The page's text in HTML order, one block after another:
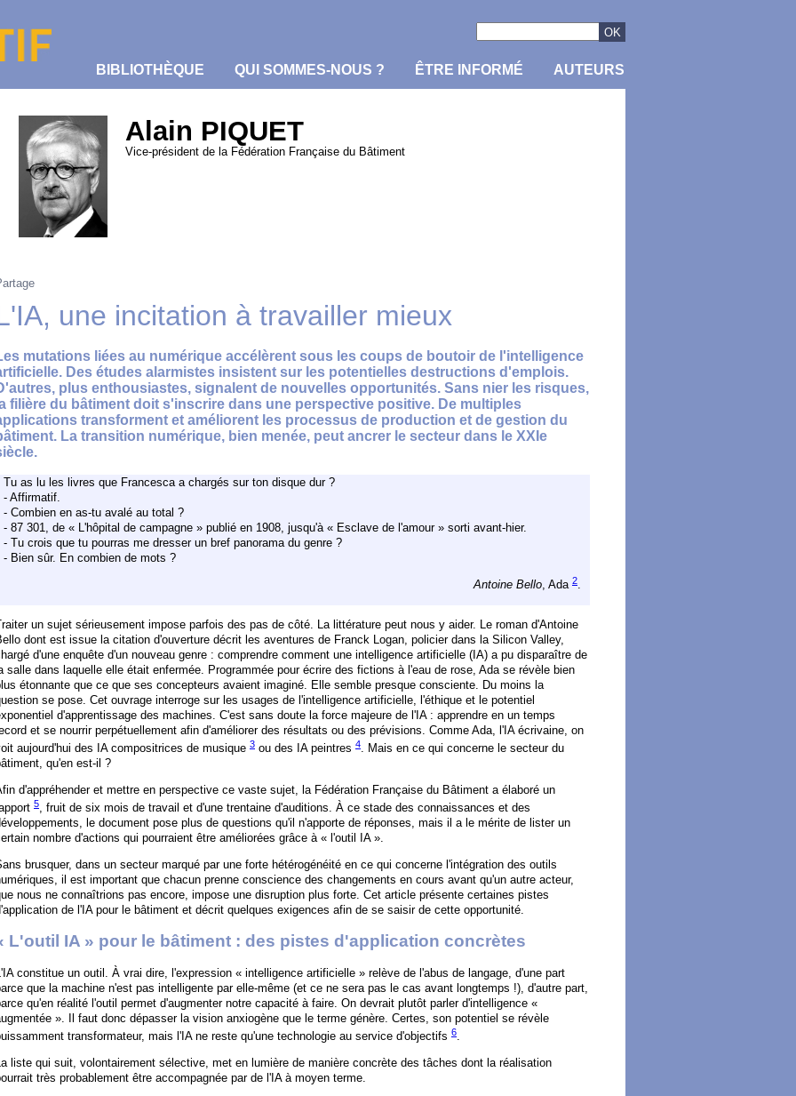
BIBLIOTHÈQUE QUI SOMMES-NOUS ? ÊTRE INFORMÉ AUTEURS
Alain PIQUET
Vice-président de la Fédération Française du Bâtiment
une incitation à travailler mieux
mutations liées au numérique accélèrent sous les coups de boutoir de l'intelligence
Des études alarmistes insistent sur les potentielles destructions d'emplois.
plus enthousiastes, signalent de nouvelles opportunités. Sans nier les risques,
filière du bâtiment doit s'inscrire dans une perspective positive. De multiples
transforment et améliorent les processus de production et de gestion du
La transition numérique, bien menée, peut ancrer le secteur dans le XXIe
Tu as lu les livres que Francesca a chargés sur ton disque dur ?
- Affirmatif.
- Combien en as-tu avalé au total ?
- 87 301, de « L'hôpital de campagne » publié en 1908, jusqu'à « Esclave de l'amour » sorti avant-hier.
- Tu crois que tu pourras me dresser un bref panorama du genre ?
- Bien sûr. En combien de mots ?
Antoine Bello, Ada 2.
un sujet sérieusement impose parfois des pas de côté. La littérature peut nous y aider. Le roman d'Antoine
dont est issue la citation d'ouverture décrit les aventures de Franck Logan, policier dans la Silicon Valley,
d'une enquête d'un nouveau genre : comprendre comment une intelligence artificielle (IA) a pu disparaître de
salle dans laquelle elle était enfermée. Programmée pour écrire des fictions à l'eau de rose, Ada se révèle bien
étonnante que ce que ses concepteurs avaient imaginé. Elle semble presque consciente. Du moins la
se pose. Cet ouvrage interroge sur les usages de l'intelligence artificielle, l'éthique et le potentiel
d'apprentissage des machines. C'est sans doute la force majeure de l'IA : apprendre en un temps
et se nourrir perpétuellement afin d'améliorer des résultats ou des prévisions. Comme Ada, l'IA écrivaine, on
aujourd'hui des IA compositrices de musique 3 ou des IA peintres 4. Mais en ce qui concerne le secteur du
qu'en est-il ?
d'appréhender et mettre en perspective ce vaste sujet, la Fédération Française du Bâtiment a élaboré un
5, fruit de six mois de travail et d'une trentaine d'auditions. À ce stade des connaissances et des
le document pose plus de questions qu'il n'apporte de réponses, mais il a le mérite de lister un
nombre d'actions qui pourraient être améliorées grâce à « l'outil IA ».
brusquer, dans un secteur marqué par une forte hétérogénéité en ce qui concerne l'intégration des outils
il est important que chacun prenne conscience des changements en cours avant qu'un autre acteur,
nous ne connaîtrions pas encore, impose une disruption plus forte. Cet article présente certaines pistes
de l'IA pour le bâtiment et décrit quelques exigences afin de se saisir de cette opportunité.
L'outil IA » pour le bâtiment : des pistes d'application concrètes
L'IA constitue un outil. À vrai dire, l'expression « intelligence artificielle » relève de l'abus de langage, d'une part
que la machine n'est pas intelligente par elle-même (et ce ne sera pas le cas avant longtemps !), d'autre part,
qu'en réalité l'outil permet d'augmenter notre capacité à faire. On devrait plutôt parler d'intelligence «
». Il faut donc dépasser la vision anxiogène que le terme génère. Certes, son potentiel se révèle
transformateur, mais l'IA ne reste qu'une technologie au service d'objectifs 6.
liste qui suit, volontairement sélective, met en lumière de manière concrète des tâches dont la réalisation
très probablement être accompagnée par de l'IA à moyen terme.